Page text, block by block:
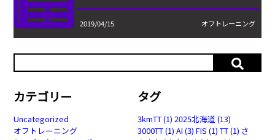
2019/04/15 オフトレーニング
カテゴリー
Uncategorized
オフトレーニング
タグ
3kmTT(1) 2025北海道 (13)
3000TT(1) AI (3) FIS (1) TT(1) さ